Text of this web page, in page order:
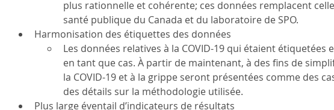
plus rationnelle et cohérente; ces données remplacent
santé publique du Canada et du laboratoire de SPO.
Harmonisation des étiquettes des données
Les données relatives à la COVID-19 qui étaient
en tant que cas. À partir de maintenant, à des fins de
la COVID-19 et à la grippe seront présentées comme des
des détails sur la méthodologie utilisée.
Plus large éventail d’indicateurs de résultats